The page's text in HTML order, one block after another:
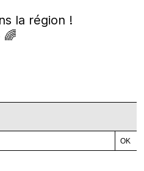
la région !
🌈